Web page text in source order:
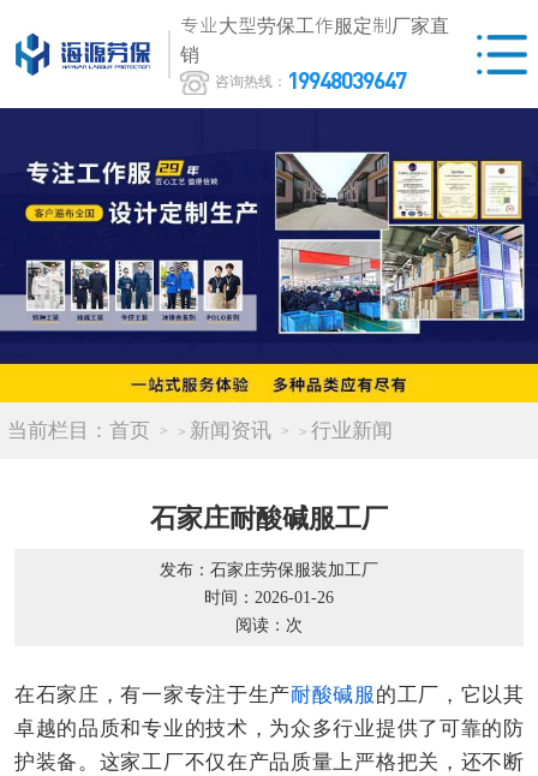
专业大型劳保工作服定制厂家直
销
咨询热线： 19948039647
当前栏目： 首页 > 新闻资讯 > 行业新闻
石家庄耐酸碱服工厂
发布：石家庄劳保服装加工厂
时间：2026-01-26
阅读： 次
在石家庄，有一家专注于生产耐酸碱服 的工厂，它以其
卓越的品质和专业的技术，为众多行业提供了可靠的防
护装备。这家工厂不仅在产品质量上严格把关，还不断